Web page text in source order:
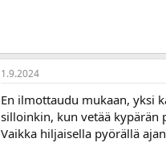
1.9.2024
En ilmottaudu mukaan, yksi
silloinkin, kun vetää kypärän
Vaikka hiljaisella pyörällä